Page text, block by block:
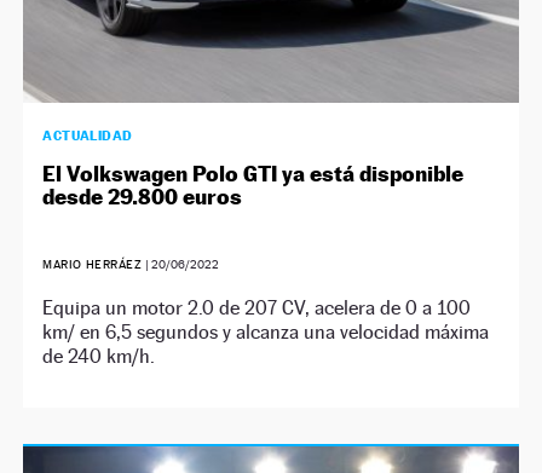
ACTUALIDAD
El Volkswagen Polo GTI ya está disponible
desde 29.800 euros
MARIO HERRÁEZ | 20/06/2022
Equipa un motor 2.0 de 207 CV, acelera de 0 a 100
km/ en 6,5 segundos y alcanza una velocidad máxima
de 240 km/h.